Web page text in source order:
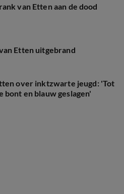
van Etten aan de dood
Etten uitgebrand
over inktzwarte jeugd: 'Tot
bont en blauw geslagen'